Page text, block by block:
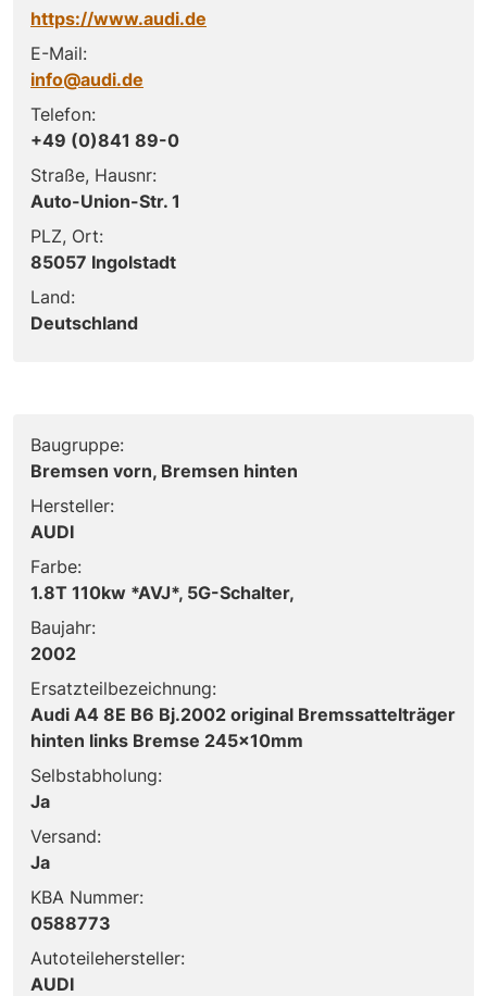
https://www.audi.de
E-Mail:
info@audi.de
Telefon:
+49 (0)841 89-0
Straße, Hausnr:
Auto-Union-Str. 1
PLZ, Ort:
85057 Ingolstadt
Land:
Deutschland
Baugruppe:
Bremsen vorn, Bremsen hinten
Hersteller:
AUDI
Farbe:
1.8T 110kw *AVJ*, 5G-Schalter,
Baujahr:
2002
Ersatzteilbezeichnung:
Audi A4 8E B6 Bj.2002 original Bremssattelträger
hinten links Bremse 245x10mm
Selbstabholung:
Ja
Versand:
Ja
KBA Nummer:
0588773
Autoteilehersteller:
AUDI